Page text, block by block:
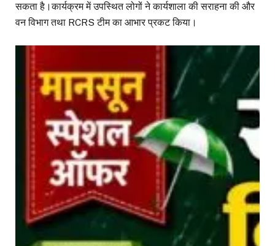
सकता है।कार्यक्रम में उपस्थित लोगों ने कार्यशाला की सराहना की और
वन विभाग तथा RCRS टीम का आभार प्रकट किया।